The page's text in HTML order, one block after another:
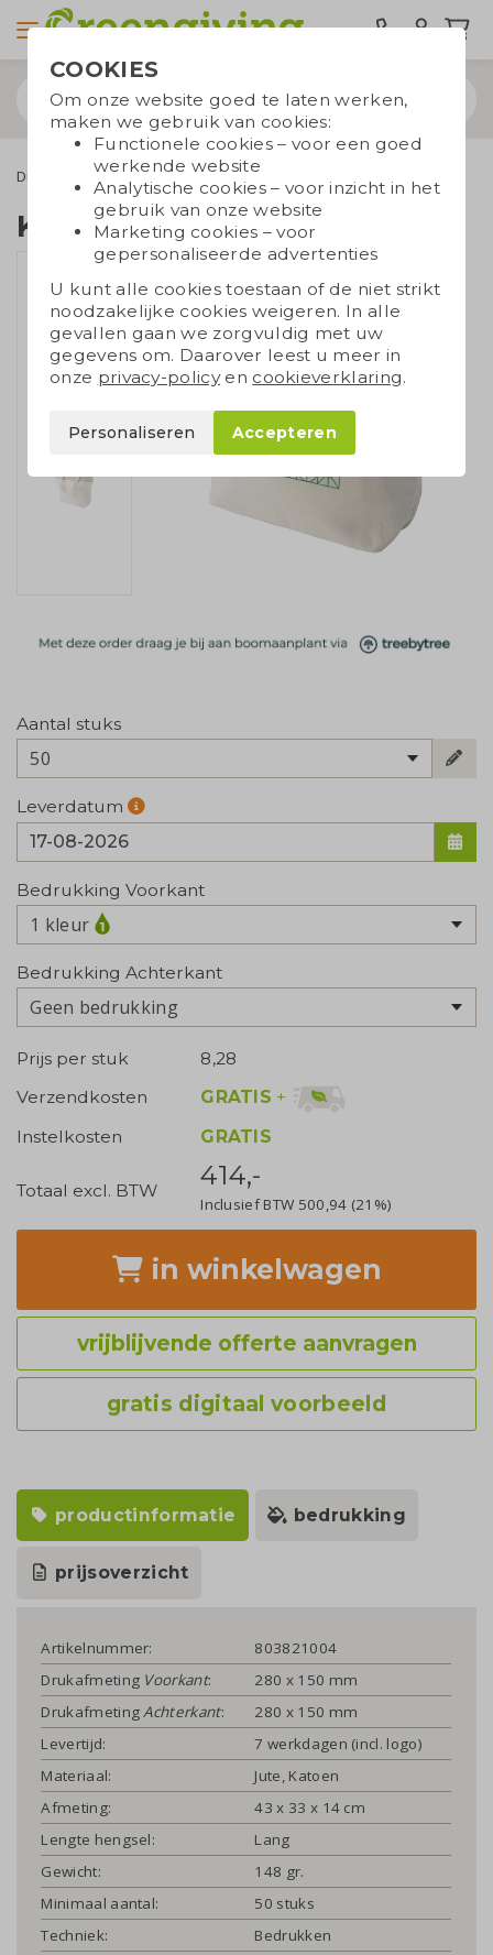
Duurzame tassen Koeltassen
Koeltas katoen en jute
Aantal stuks
50
Leverdatum
Bedrukking Voorkant
1 kleur
Bedrukking Achterkant
Geen bedrukking
Prijs per stuk
8,28
Verzendkosten
GRATIS +
Instelkosten
GRATIS
Totaal excl. BTW 414,-
Inclusief BTW 500,94 (21%)
in winkelwagen
vrijblijvende offerte aanvragen
gratis digitaal voorbeeld
productinformatie bedrukking
prijsoverzicht
Artikelnummer:
803821004
Drukafmeting Voorkant:
280 x 150 mm
Drukafmeting Achterkant:
280 x 150 mm
Levertijd:
7 werkdagen (incl. logo)
Materiaal:
Jute, Katoen
Afmeting:
43 x 33 x 14 cm
Lengte hengsel:
Lang
Gewicht:
148 gr.
Minimaal aantal:
50 stuks
Techniek:
Bedrukken
COOKIES
Om onze website goed te laten werken,
maken we gebruik van cookies:
Functionele cookies – voor een goed
werkende website
Analytische cookies – voor inzicht in het
gebruik van onze website
Marketing cookies – voor
gepersonaliseerde advertenties
U kunt alle cookies toestaan of de niet strikt
noodzakelijke cookies weigeren. In alle
gevallen gaan we zorgvuldig met uw
gegevens om. Daarover leest u meer in
onze privacy-policyen cookieverklaring.
Personaliseren Accepteren